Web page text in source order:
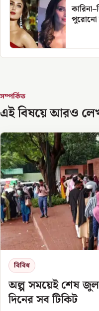
পুরোনো
সম্পর্কিত
এই বিষয়ে আরও
বিবিধ
অল্প সময়েই শেষ
দিনের সব টিকিট